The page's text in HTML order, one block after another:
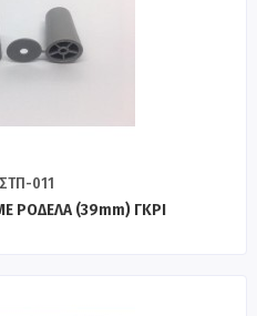
011
ΡΟΔΕΛΑ (39mm) ΓΚΡΙ